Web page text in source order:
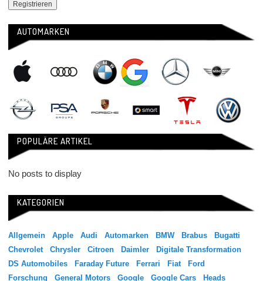
AUTOMARKEN
POPULÄRE ARTIKEL
No posts to display
KATEGORIEN
Allgemein Apple Audi Automarken BMW Brabus
Bugatti
Chevrolet
Chrysler Citroen Daimler
Digitale Transformation
DS Automobiles
Faraday Future Ferrari Fiat
Ford
Forschung
General Motors Google Google Cars Heads